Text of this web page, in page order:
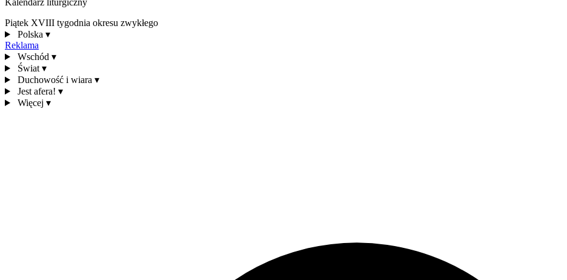
Kalendarz liturgiczny
Piątek XVIII tygodnia okresu zwykłego
Polska ▾
Reklama
Wschód ▾
Świat ▾
Duchowość i wiara ▾
Jest afera! ▾
Więcej ▾